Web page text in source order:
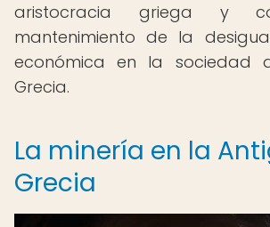
aristocracia griega y
mantenimiento de la
económica en la sociedad
Grecia.
La minería en la
Grecia